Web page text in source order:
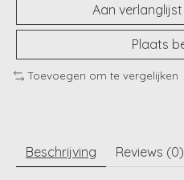
Aan
Plaats
Toevoegen om te vergelijken
Beschrijving Reviews (0)